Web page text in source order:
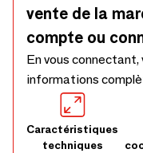
vente de la
compte ou
En vous connectant,
informations
Caractéristiques
techniques